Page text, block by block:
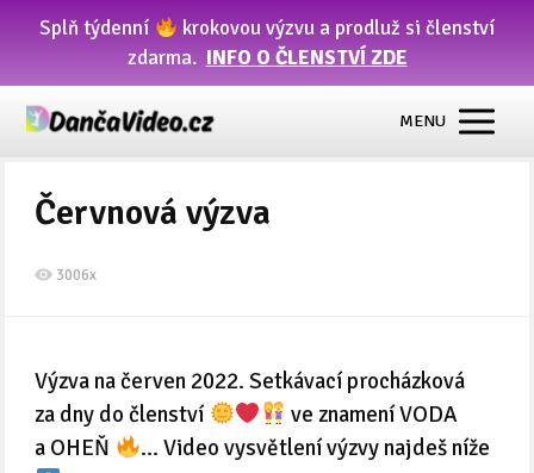
Splň týdenní
krokovou výzvu a prodluž si členství
zdarma. INFO O ČLENSTVÍ ZDE
MENU
Červnová výzva
3006x
Výzva na červen 2022. Setkávací procházková
za dny do členství
ve znamení VODA
a OHEŇ
… Video vysvětlení výzvy najdeš níže